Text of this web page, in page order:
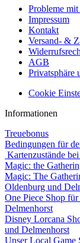
Probleme mit
Impressum
Kontakt
Versand- &
AGB
Privatsphäre
Cookie
Informationen
Treuebonus
Bedingungen für
Kartenzustände
Magic: the
Magic: The
Oldenburg und
One Piece Shop
Delmenhorst
Disney Lorcana
und Delmenhorst
Unser Local Game